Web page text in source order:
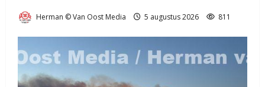
Herman © Van Oost Media 5 augustus 2026 811